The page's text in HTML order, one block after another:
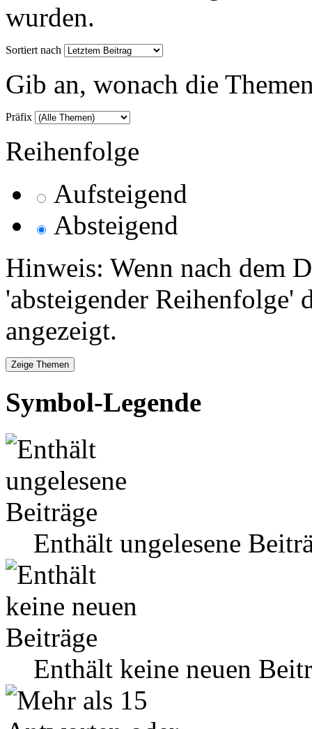
wurden.
Sortiert nach
Gib an, wonach die
Präfix
Reihenfolge
Aufsteigend
Absteigend
Hinweis: Wenn nach dem
'absteigender Reihenfolge'
angezeigt.
Symbol-Legende
Enthält ungelesene
Enthält keine neuen